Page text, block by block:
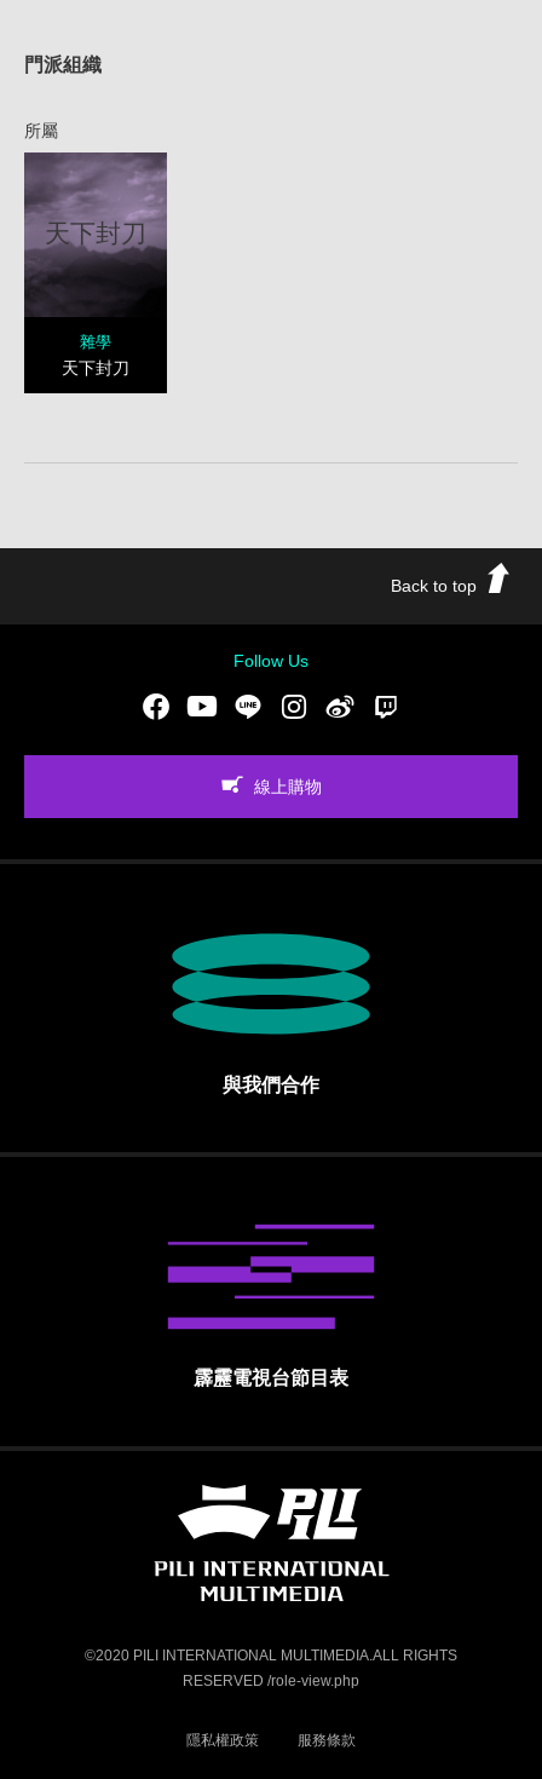
門派組織
所屬
天下封刀
雜學
天下封刀
Back to top
Follow Us
FacebookYoutubeLINE Instgram新浪微博
線上購物
與我們合作
霹靂電視台節目表
霹靂國際多媒體股份有限公司 PILI
©2020 PILI INTERNATIONAL MULTIMEDIA.ALL RIGHTS
RESERVED /role-view.php
隱私權政策 服務條款